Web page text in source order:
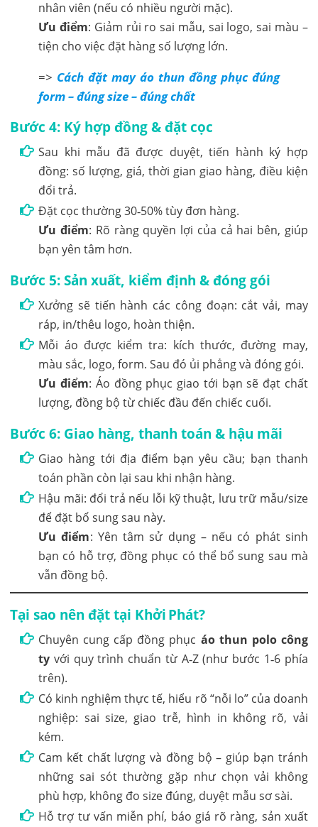
nhân viên (nếu có nhiều người mặc).
Ưu điểm: Giảm rủi ro sai mẫu, sai logo, sai màu –
tiện cho việc đặt hàng số lượng lớn.
=> Cách đặt may áo thun đồng phục đúng
form – đúng size – đúng chất
Bước 4: Ký hợp đồng & đặt cọc
Sau khi mẫu đã được duyệt, tiến hành ký hợp
đồng: số lượng, giá, thời gian giao hàng, điều kiện
đổi trả.
Đặt cọc thường 30‑50% tùy đơn hàng.
Ưu điểm: Rõ ràng quyền lợi của cả hai bên, giúp
bạn yên tâm hơn.
Bước 5: Sản xuất, kiểm định & đóng gói
Xưởng sẽ tiến hành các công đoạn: cắt vải, may
ráp, in/thêu logo, hoàn thiện.
Mỗi áo được kiểm tra: kích thước, đường may,
màu sắc, logo, form. Sau đó ủi phẳng và đóng gói.
Ưu điểm: Áo đồng phục giao tới bạn sẽ đạt chất
lượng, đồng bộ từ chiếc đầu đến chiếc cuối.
Bước 6: Giao hàng, thanh toán & hậu mãi
Giao hàng tới địa điểm bạn yêu cầu; bạn thanh
toán phần còn lại sau khi nhận hàng.
Hậu mãi: đổi trả nếu lỗi kỹ thuật, lưu trữ mẫu/size
để đặt bổ sung sau này.
Ưu điểm: Yên tâm sử dụng – nếu có phát sinh
bạn có hỗ trợ, đồng phục có thể bổ sung sau mà
vẫn đồng bộ.
Tại sao nên đặt tại Khởi Phát?
Chuyên cung cấp đồng phục áo thun polo công
ty với quy trình chuẩn từ A‑Z (như bước 1‑6 phía
trên).
Có kinh nghiệm thực tế, hiểu rõ “nỗi lo” của doanh
nghiệp: sai size, giao trễ, hình in không rõ, vải
kém.
Cam kết chất lượng và đồng bộ – giúp bạn tránh
những sai sót thường gặp như chọn vải không
phù hợp, không đo size đúng, duyệt mẫu sơ sài.
Hỗ trợ tư vấn miễn phí, báo giá rõ ràng, sản xuất